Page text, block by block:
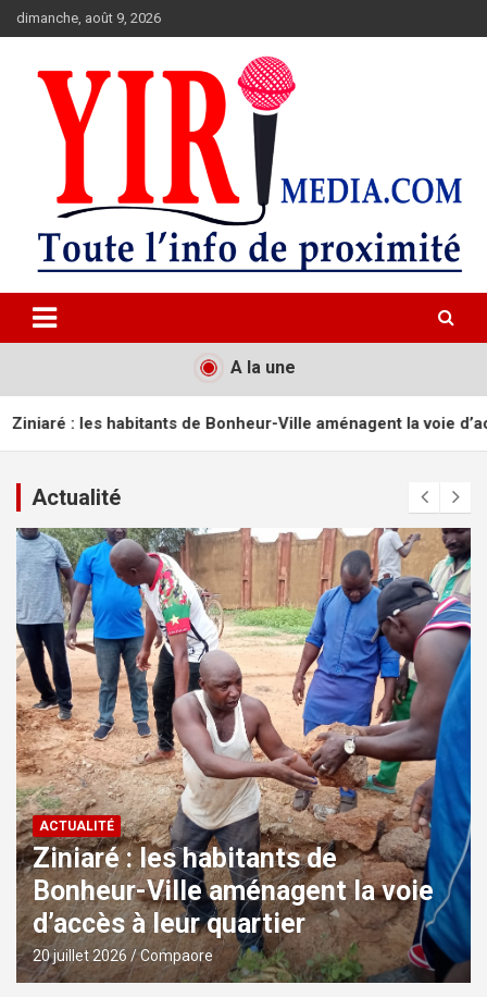
Aller
au
dimanche, août 9, 2026
YIRIMEDIA
A la une
de Bonheur-Ville aménagent la voie d’accès à leur
Actualité
ACTUALITÉ
Ziniaré : les habitants de
Bonheur-Ville aménagent la voie
d’accès à leur quartier
20 juillet 2026 Compaore